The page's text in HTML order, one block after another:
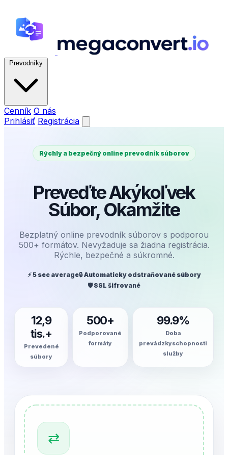
Prevodníky
Cenník O nás
Prihlásiť Registrácia
Rýchly a bezpečný online prevodník súborov
Preveďte Akýkoľvek
Súbor, Okamžite
Bezplatný online prevodník súborov s podporou
500+ formátov. Nevyžaduje sa žiadna registrácia.
Rýchle, bezpečné a súkromné.
⚡ 5 sec average🔒 Automaticky odstraňované súbory
🛡️ SSL šifrované
12,9
tis.+
Prevedené
súbory
500+
Podporované
formáty
99.9%
Doba
prevádzkyschopnosti
služby
⇄